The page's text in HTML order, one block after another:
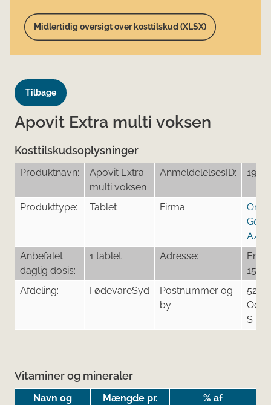
Midlertidig oversigt over kosttilskud (XLSX)
Tilbage
Apovit Extra multi voksen
Kosttilskudsoplysninger
Produktnavn:
Apovit Extra
multi voksen
AnmeldelelsesID:
Produkttype: Tablet Firma:
A/S
Anbefalet
daglig dosis:
1 tablet Adresse:
15
Afdeling:
FødevareSyd
Postnummer og
by:
5260
S
Vitaminer og mineraler
Navn og
Mængde pr.
% af